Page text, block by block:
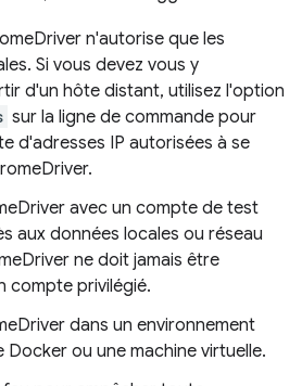
n'autorise que les
Si vous devez vous y
d'un hôte distant, utilisez l'option
sur la ligne de commande pour
d'adresses IP autorisées à se
avec un compte de test
aux données locales ou réseau
ne doit jamais être
compte privilégié.
dans un environnement
ou une machine virtuelle.